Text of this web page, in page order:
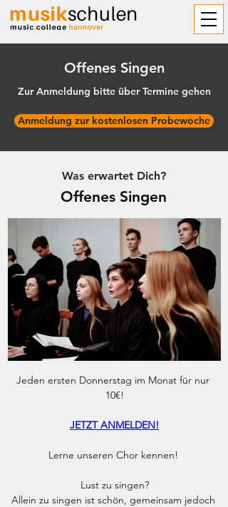
Offenes Singen
Zur Anmeldung bitte über Termine gehen
Anmeldung zur kostenlosen Probewoche
Was erwartet Dich?
Offenes Singen
Jeden ersten Donnerstag im Monat für nur
10€!
JETZT ANMELDEN!
Lerne unseren Chor kennen!
Lust zu singen?
Allein zu singen ist schön, gemeinsam jedoch